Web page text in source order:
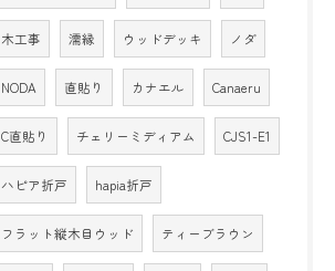
木工事 濡縁 ウッドデッキ ノダ
NODA 直貼り カナエル Canaeru
C直貼り チェリーミディアム CJS1-E1
ハピア折戸 hapia折戸
フラット縦木目ウッド ティーブラウン